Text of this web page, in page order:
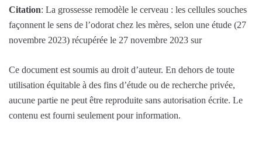
Citation: La grossesse remodèle le cerveau : les cellules souches
façonnent le sens de l’odorat chez les mères, selon une étude (27
novembre 2023) récupérée le 27 novembre 2023 sur
Ce document est soumis au droit d’auteur. En dehors de toute
utilisation équitable à des fins d’étude ou de recherche privée,
aucune partie ne peut être reproduite sans autorisation écrite. Le
contenu est fourni seulement pour information.